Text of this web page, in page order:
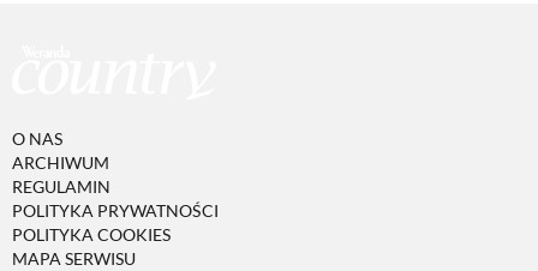
O NAS
ARCHIWUM
REGULAMIN
POLITYKA PRYWATNOŚCI
POLITYKA COOKIES
MAPA SERWISU